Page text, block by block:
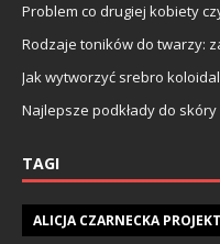
Problem co drugiej kobiety
Rodzaje toników do twarzy:
Jak wytworzyć srebro
Najlepsze podkłady do
TAGI
ALICJA CZARNECKA